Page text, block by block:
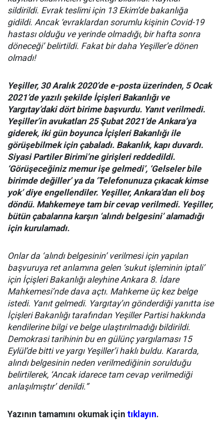
sildirildi. Evrak teslimi için 13 Ekim’de bakanlığa
gidildi. Ancak ‘evraklardan sorumlu kişinin Covid-19
hastası olduğu ve yerinde olmadığı, bir hafta sonra
döneceği’ belirtildi. Fakat bir daha Yeşiller’e dönen
olmadı!
Yeşiller, 30 Aralık 2020’de e-posta üzerinden, 5 Ocak
2021’de yazılı şekilde İçişleri Bakanlığı ve
Yargıtay’daki dört birime başvurdu. Yanıt verilmedi.
Yeşiller’in avukatları 25 Şubat 2021’de Ankara’ya
giderek, iki gün boyunca İçişleri Bakanlığı ile
görüşebilmek için çabaladı. Bakanlık, kapı duvardı.
Siyasi Partiler Birimi’ne girişleri reddedildi.
‘Görüşeceğiniz memur işe gelmedi’, ‘Gelseler bile
birimde değiller’ ya da ‘Telefonunuza çıkacak kimse
yok’ diye engellendiler. Yeşiller, Ankara’dan eli boş
döndü. Mahkemeye tam bir cevap verilmedi. Yeşiller,
bütün çabalarına karşın ‘alındı belgesini’ alamadığı
için kurulamadı.
Onlar da ‘alındı belgesinin’ verilmesi için yapılan
başvuruya ret anlamına gelen ‘sukut işleminin iptali’
için İçişleri Bakanlığı aleyhine Ankara 8. İdare
Mahkemesi’nde dava açtı. Mahkeme üç kez belge
istedi. Yanıt gelmedi. Yargıtay’ın gönderdiği yanıtta ise
İçişleri Bakanlığı tarafından Yeşiller Partisi hakkında
kendilerine bilgi ve belge ulaştırılmadığı bildirildi.
Demokrasi tarihinin bu en gülünç yargılaması 15
Eylül’de bitti ve yargı Yeşiller’i haklı buldu. Kararda,
alındı belgesinin neden verilmediğinin sorulduğu
belirtilerek, ‘Ancak idarece tam cevap verilmediği
anlaşılmıştır’ denildi.”
Yazının tamamını okumak için tıklayın.